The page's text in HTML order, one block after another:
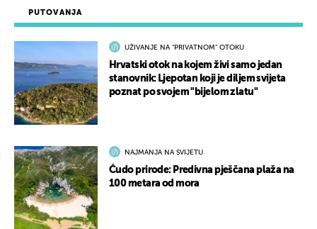
PUTOVANJA
UŽIVANJE NA "PRIVATNOM" OTOKU
Hrvatski otok na kojem živi samo jedan
stanovnik: Ljepotan koji je diljem svijeta
poznat po svojem "bijelom zlatu"
NAJMANJA NA SVIJETU
Čudo prirode: Predivna pješčana plaža na
100 metara od mora